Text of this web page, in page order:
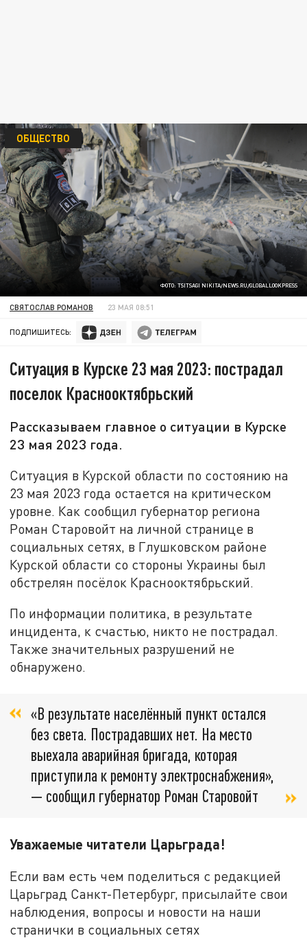
ФОТО: TSITSAGI NIKITA/NEWS.RU/GLOBALLOOKPRESS
ОБЩЕСТВО
СВЯТОСЛАВ РОМАНОВ 23 МАЯ 08:51
ПОДПИШИТЕСЬ:
Ситуация в Курске 23 мая 2023: пострадал
поселок Краснооктябрьский
Рассказываем главное о ситуации в Курске
23 мая 2023 года.
Ситуация в Курской области по состоянию на
23 мая 2023 года остается на критическом
уровне. Как сообщил губернатор региона
Роман Старовойт на личной странице в
социальных сетях, в Глушковском районе
Курской области со стороны Украины был
обстрелян посёлок Краснооктябрьский.
По информации политика, в результате
инцидента, к счастью, никто не пострадал.
Также значительных разрушений не
обнаружено.
«В результате населённый пункт остался
без света. Пострадавших нет. На место
выехала аварийная бригада, которая
приступила к ремонту электроснабжения»,
— сообщил губернатор Роман Старовойт
Уважаемые читатели Царьграда!
Если вам есть чем поделиться с редакцией
Царьград Санкт-Петербург, присылайте свои
наблюдения, вопросы и новости на наши
странички в социальных сетях